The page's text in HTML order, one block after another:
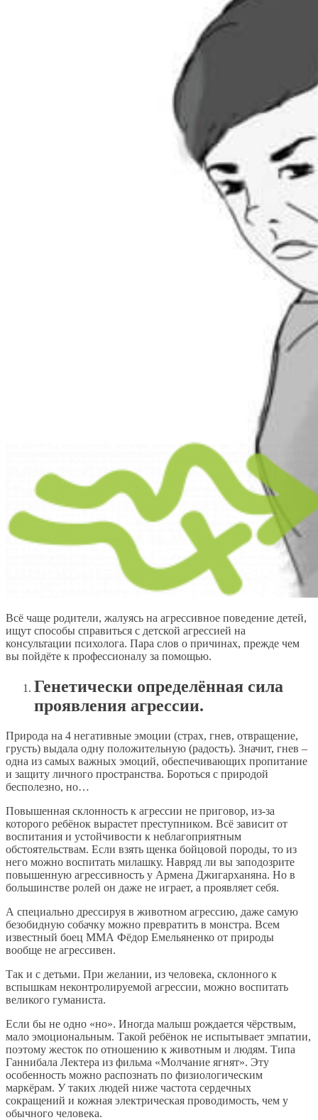
Всё чаще родители, жалуясь на агрессивное поведение детей,
ищут способы справиться с детской агрессией на
консультации психолога. Пара слов о причинах, прежде чем
вы пойдёте к профессионалу за помощью.
Генетически определённая сила
проявления агрессии.
Природа на 4 негативные эмоции (страх, гнев, отвращение,
грусть) выдала одну положительную (радость). Значит, гнев –
одна из самых важных эмоций, обеспечивающих пропитание
и защиту личного пространства. Бороться с природой
бесполезно, но…
Повышенная склонность к агрессии не приговор, из-за
которого ребёнок вырастет преступником. Всё зависит от
воспитания и устойчивости к неблагоприятным
обстоятельствам. Если взять щенка бойцовой породы, то из
него можно воспитать милашку. Навряд ли вы заподозрите
повышенную агрессивность у Армена Джигарханяна. Но в
большинстве ролей он даже не играет, а проявляет себя.
А специально дрессируя в животном агрессию, даже самую
безобидную собачку можно превратить в монстра. Всем
известный боец ММА Фёдор Емельяненко от природы
вообще не агрессивен.
Так и с детьми. При желании, из человека, склонного к
вспышкам неконтролируемой агрессии, можно воспитать
великого гуманиста.
Если бы не одно «но». Иногда малыш рождается чёрствым,
мало эмоциональным. Такой ребёнок не испытывает эмпатии,
поэтому жесток по отношению к животным и людям. Типа
Ганнибала Лектера из фильма «Молчание ягнят». Эту
особенность можно распознать по физиологическим
маркёрам. У таких людей ниже частота сердечных
сокращений и кожная электрическая проводимость, чем у
обычного человека.